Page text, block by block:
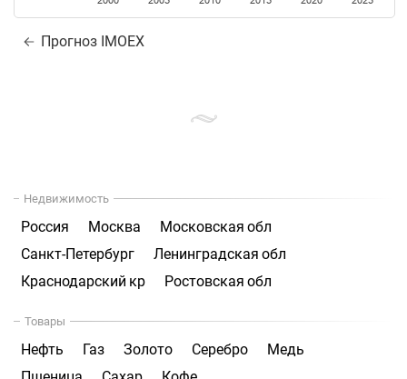
Прогноз IMOEX
Недвижимость
Россия Москва
Московская обл
Санкт-Петербург
Ленинградская обл
Краснодарский кр
Ростовская обл
Товары
Нефть Газ Золото Серебро
Медь